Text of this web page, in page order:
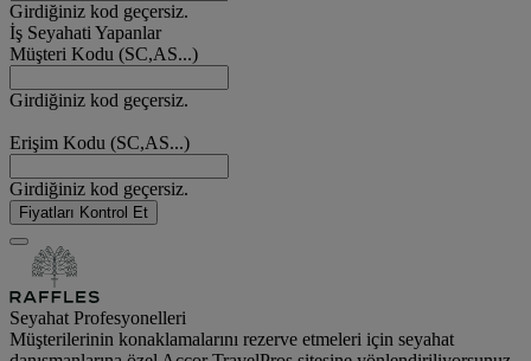
Girdiğiniz kod geçersiz.
İş Seyahati Yapanlar
Müşteri Kodu (SC,AS...)
Girdiğiniz kod geçersiz.
Erişim Kodu (SC,AS...)
Girdiğiniz kod geçersiz.
Fiyatları Kontrol Et
Seyahat Profesyonelleri
Müşterilerinin konaklamalarını rezerve etmeleri için seyahat